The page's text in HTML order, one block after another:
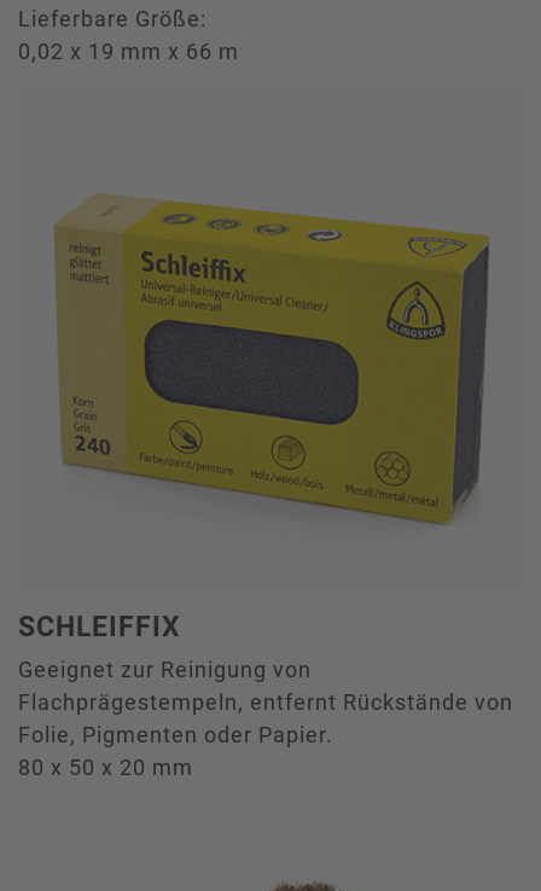
Lieferbare Größe:
0,02 x 19 mm x 66 m
SCHLEIFFIX
Geeignet zur Reinigung von
Flachprägestempeln, entfernt Rückstände von
Folie, Pigmenten oder Papier.
80 x 50 x 20 mm